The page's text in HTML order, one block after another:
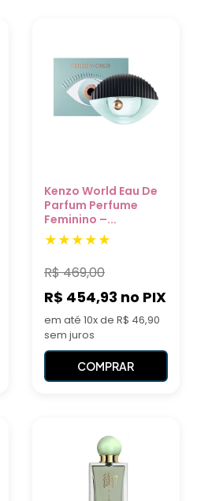
Kenzo World Eau De
Parfum Perfume
Feminino –...
R$469,00
R$ 454,93 no PIX
em até 10x de R$ 46,90
sem juros
COMPRAR